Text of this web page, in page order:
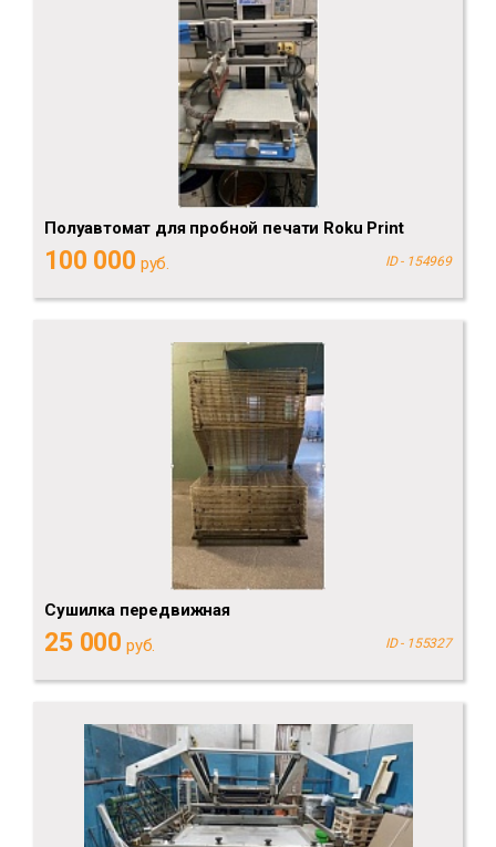
Полуавтомат для пробной печати Roku Print
100 000 руб. ID - 154969
Сушилка передвижная
25 000 руб. ID - 155327